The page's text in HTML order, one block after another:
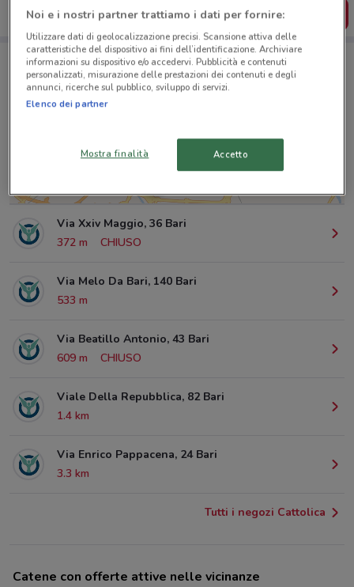
SCARICA L’APP
Negozi Cattolica a Bari
Via Xxiv Maggio, 36 Bari
372 m
CHIUSO
Via Melo Da Bari, 140 Bari
533 m
Via Beatillo Antonio, 43 Bari
609 m
CHIUSO
Viale Della Repubblica, 82 Bari
1.4 km
Via Enrico Pappacena, 24 Bari
3.3 km
Tutti i negozi Cattolica
Catene con offerte attive nelle vicinanze
Noi e i nostri partner trattiamo i dati per fornire:
Utilizzare dati di geolocalizzazione precisi. Scansione attiva delle
caratteristiche del dispositivo ai fini dell’identificazione. Archiviare
informazioni su dispositivo e/o accedervi. Pubblicità e contenuti
personalizzati, misurazione delle prestazioni dei contenuti e degli
annunci, ricerche sul pubblico, sviluppo di servizi.
Elenco dei partner
Mostra finalità Accetto